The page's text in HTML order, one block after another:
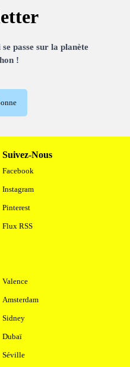
passe sur la planète
!
Suivez-Nous
Facebook
Instagram
Pinterest
Flux RSS
Valence
Amsterdam
Sidney
Dubaï
Séville